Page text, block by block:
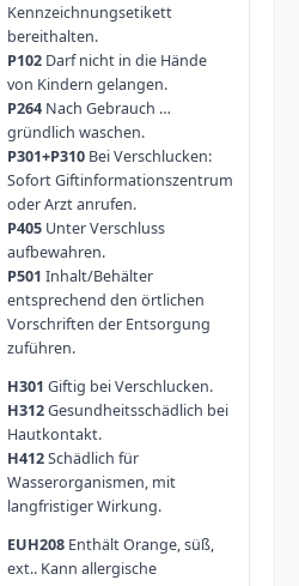
Kennzeichnungsetikett
bereithalten.
P102Darf nicht in die Hände
von Kindern gelangen.
P264Nach Gebrauch …
gründlich waschen.
P301+P310Bei Verschlucken:
Sofort Giftinformationszentrum
oder Arzt anrufen.
P405Unter Verschluss
aufbewahren.
P501 Inhalt/Behälter
entsprechend den örtlichen
Vorschriften der Entsorgung
zuführen.
H301 Giftig bei Verschlucken.
H312Gesundheitsschädlich bei
Hautkontakt.
H412Schädlich für
Wasserorganismen, mit
langfristiger Wirkung.
EUH208Enthält Orange, süß,
ext.. Kann allergische